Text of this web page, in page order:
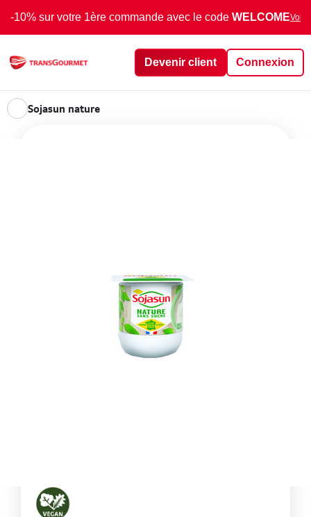
-10% sur votre 1ère commande avec le code WELCOMEVoir
Devenir client Connexion
Sojasun nature